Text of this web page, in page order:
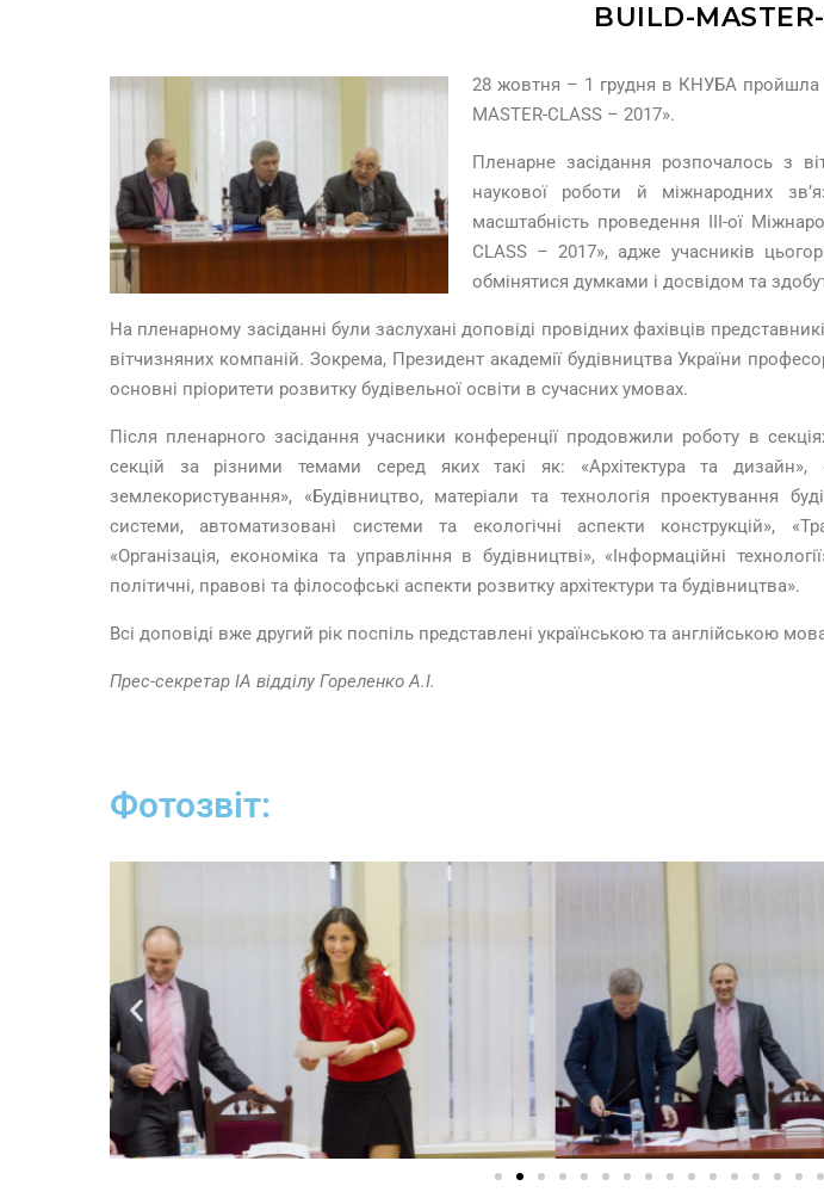
BUILD-
28 жовтня – 1 грудня в КНУБА пройшла
MASTER-CLASS – 2017».
Пленарне засідання розпочалось з
наукової роботи й міжнародних
масштабність проведення ІІІ-ої
CLASS – 2017», адже учасників
обмінятися думками і досвідом та
На пленарному засіданні були заслухані доповіді провідних фахівців
вітчизняних компаній. Зокрема, Президент академії будівництва України
основні пріоритети розвитку будівельної освіти в сучасних умовах.
Після пленарного засідання учасники конференції продовжили роботу в
секцій за різними темами серед яких такі як: «Архітектура та дизайн»,
землекористування», «Будівництво, матеріали та технологія проектування
системи, автоматизовані системи та екологічні аспекти конструкцій»,
«Організація, економіка та управління в будівництві», «Інформаційні
політичні, правові та філософські аспекти розвитку архітектури та будівництва».
Всі доповіді вже другий рік поспіль представлені українською та англійською
Прес-секретар ІА відділу Гореленко А.І.
Фотозвіт: